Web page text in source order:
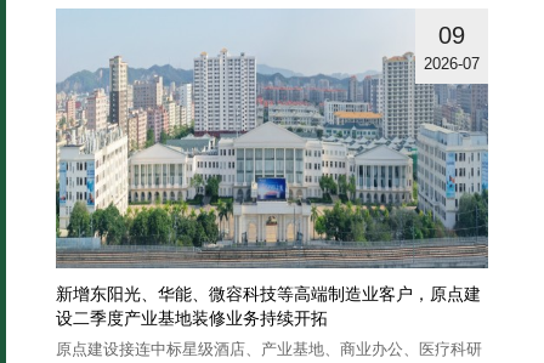
新增东阳光、华能、微容科技等高端制造业客户，原点建
设二季度产业基地装修业务持续开拓
原点建设接连中标星级酒店、产业基地、商业办公、医疗科研
09
2026-07